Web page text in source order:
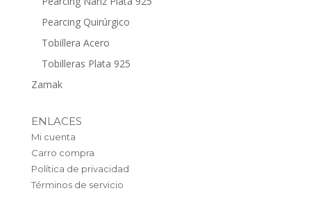
Pearcing Quirúrgico
Tobillera Acero
Tobilleras Plata 925
Zamak
ENLACES
Mi cuenta
Carro compra
Política de privacidad
Términos de servicio